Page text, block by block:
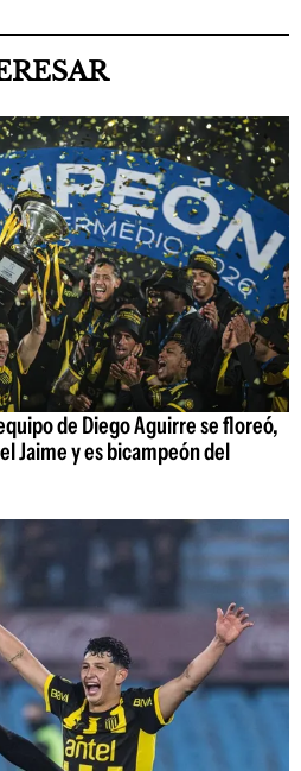
de Diego Aguirre se floreó,
Jaime y es bicampeón del